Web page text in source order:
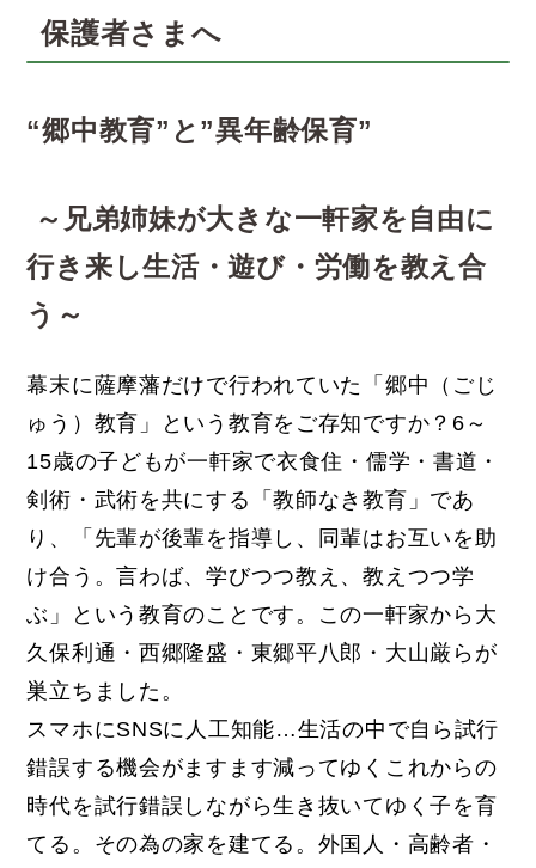
保護者さまへ
“郷中教育”と”異年齢保育”
～兄弟姉妹が大きな一軒家を自由に
行き来し生活・遊び・労働を教え合
う～
幕末に薩摩藩だけで行われていた「郷中（ごじ
ゅう）教育」という教育をご存知ですか？6～
15歳の子どもが一軒家で衣食住・儒学・書道・
剣術・武術を共にする「教師なき教育」であ
り、「先輩が後輩を指導し、同輩はお互いを助
け合う。言わば、学びつつ教え、教えつつ学
ぶ」という教育のことです。この一軒家から大
久保利通・西郷隆盛・東郷平八郎・大山厳らが
巣立ちました。
スマホにSNSに人工知能…生活の中で自ら試行
錯誤する機会がますます減ってゆくこれからの
時代を試行錯誤しながら生き抜いてゆく子を育
てる。その為の家を建てる。外国人・高齢者・